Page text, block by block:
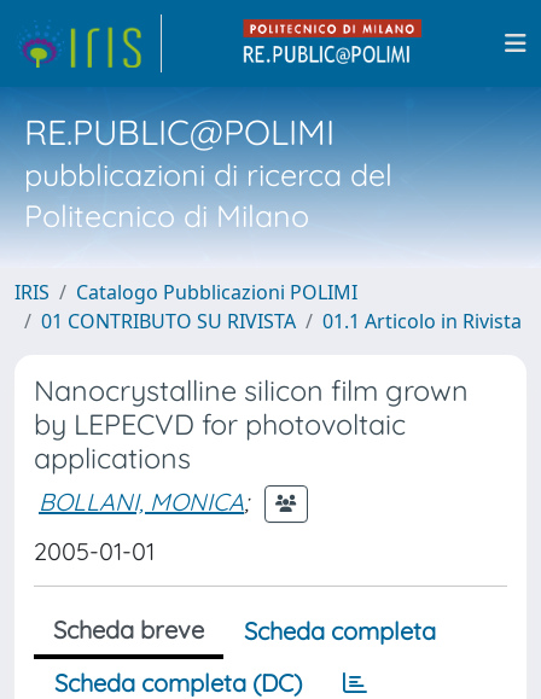
RE.PUBLIC@POLIMI
pubblicazioni di ricerca del
Politecnico di Milano
IRIS
Catalogo Pubblicazioni POLIMI
01 CONTRIBUTO SU RIVISTA
01.1 Articolo in Rivista
Nanocrystalline silicon film grown
by LEPECVD for photovoltaic
applications
BOLLANI, MONICA;
2005-01-01
Scheda breve
Scheda completa
Scheda completa (DC)